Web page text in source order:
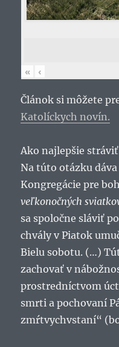
« ‹
Článok si môžete
Katolíckych novín.
Ako najlepšie
Na túto otázku
Kongregácie pre
veľkonočných
sa spoločne sláviť
chvály v Piatok
Bielu sobotu. (…)
zachovať v
prostredníctvom
smrti a pochovaní
zmŕtvychvstaní“